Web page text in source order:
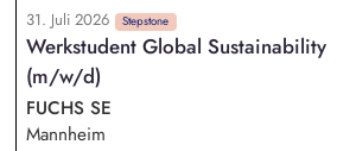
31. Juli 2026 Stepstone
Werkstudent Global Sustainability
(m/w/d)
FUCHS SE
Mannheim